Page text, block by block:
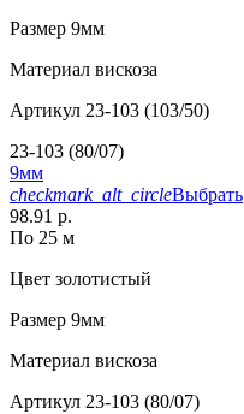
Размер 9мм
Материал вискоза
Артикул 23-103 (103/50)
23-103 (80/07)
9мм
checkmark_alt_circleВыбрать
98.91 р.
По 25 м
Цвет золотистый
Размер 9мм
Материал вискоза
Артикул 23-103 (80/07)